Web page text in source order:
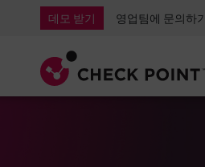
중소기업을 위한 방화벽
산업용 방화벽
SD-WAN
원격 액세스 VPN
AI Network Firewall
AI Runtime Protection
안티 랜섬웨어
탐지
응답
데모 받기
영업팀에 문의하